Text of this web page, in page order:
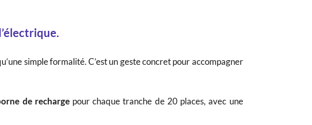
simple formalité. C’est un geste concret pour accompagner
de rechargepour chaque tranche de 20 places, avec une